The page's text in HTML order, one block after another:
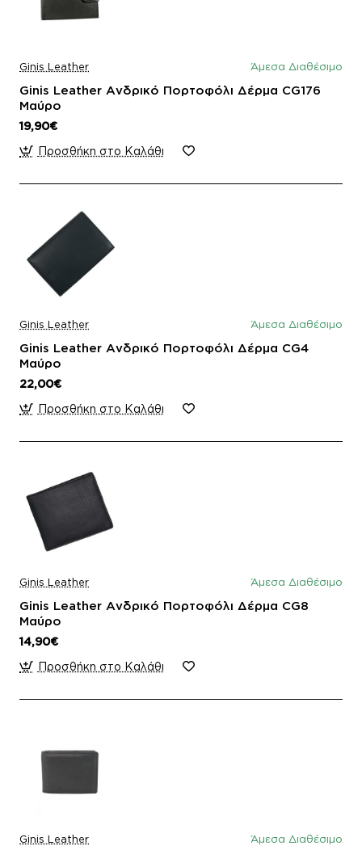
Ginis Leather Άμεσα Διαθέσιμο
Ginis Leather Ανδρικό Πορτοφόλι Δέρμα CG176
Μαύρο
19,90€
Προσθήκη στο Καλάθι
Ginis Leather Άμεσα Διαθέσιμο
Ginis Leather Ανδρικό Πορτοφόλι Δέρμα CG4
Μαύρο
22,00€
Προσθήκη στο Καλάθι
Ginis Leather Άμεσα Διαθέσιμο
Ginis Leather Ανδρικό Πορτοφόλι Δέρμα CG8
Μαύρο
14,90€
Προσθήκη στο Καλάθι
Ginis Leather Άμεσα Διαθέσιμο